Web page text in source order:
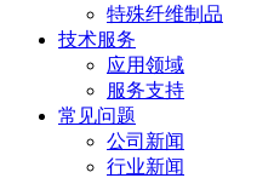
特殊纤维制品
技术服务
应用领域
服务支持
常见问题
公司新闻
行业新闻